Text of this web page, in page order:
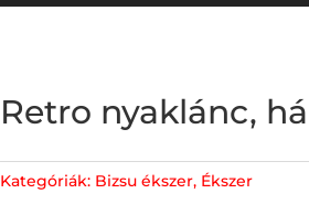
Retro nyaklánc,
Kategóriák: Bizsu ékszer, Ékszer